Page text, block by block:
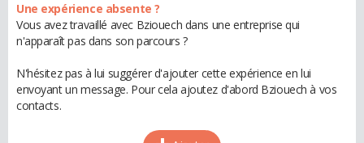
Une expérience absente ?
Vous avez travaillé avec Bziouech dans une entreprise qui
n'apparaît pas dans son parcours ?
N'hésitez pas à lui suggérer d'ajouter cette expérience en lui
envoyant un message. Pour cela ajoutez d'abord Bziouech à vos
contacts.